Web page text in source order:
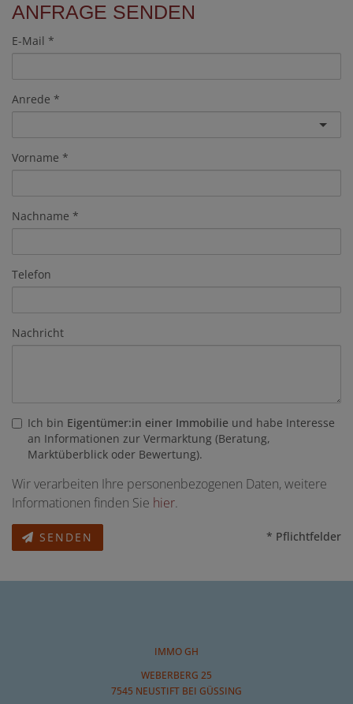
ANFRAGE SENDEN
E-Mail
Anrede
Vorname
Nachname
Telefon
Nachricht
Ich bin Eigentümer:in einer Immobilie und habe Interesse
an Informationen zur Vermarktung (Beratung,
Marktüberblick oder Bewertung).
Wir verarbeiten Ihre personenbezogenen Daten, weitere
Informationen finden Sie hier.
SENDEN * Pflichtfelder
IMMO GH
WEBERBERG 25
7545 NEUSTIFT BEI GÜSSING